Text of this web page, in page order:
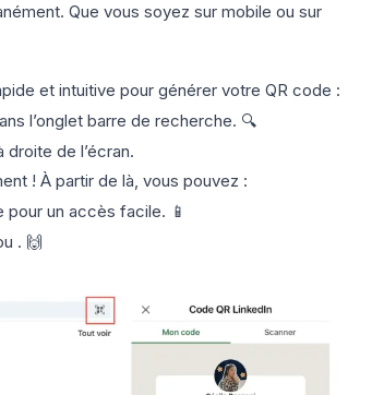
Que vous soyez sur mobile ou sur
et intuitive pour générer votre QR code :
l’onglet barre de recherche. 🔍
droite de l’écran.
! À partir de là, vous pouvez :
pour un accès facile. 📱
. 🙌